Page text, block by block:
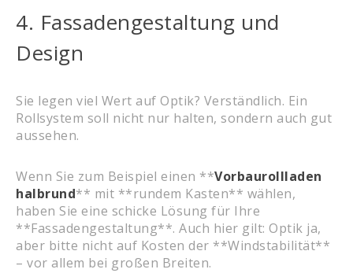
4. Fassadengestaltung und
Design
Sie legen viel Wert auf Optik? Verständlich. Ein
Rollsystem soll nicht nur halten, sondern auch gut
aussehen.
Wenn Sie zum Beispiel einen **Vorbaurollladen
halbrund** mit **rundem Kasten** wählen,
haben Sie eine schicke Lösung für Ihre
**Fassadengestaltung**. Auch hier gilt: Optik ja,
aber bitte nicht auf Kosten der **Windstabilität**
– vor allem bei großen Breiten.